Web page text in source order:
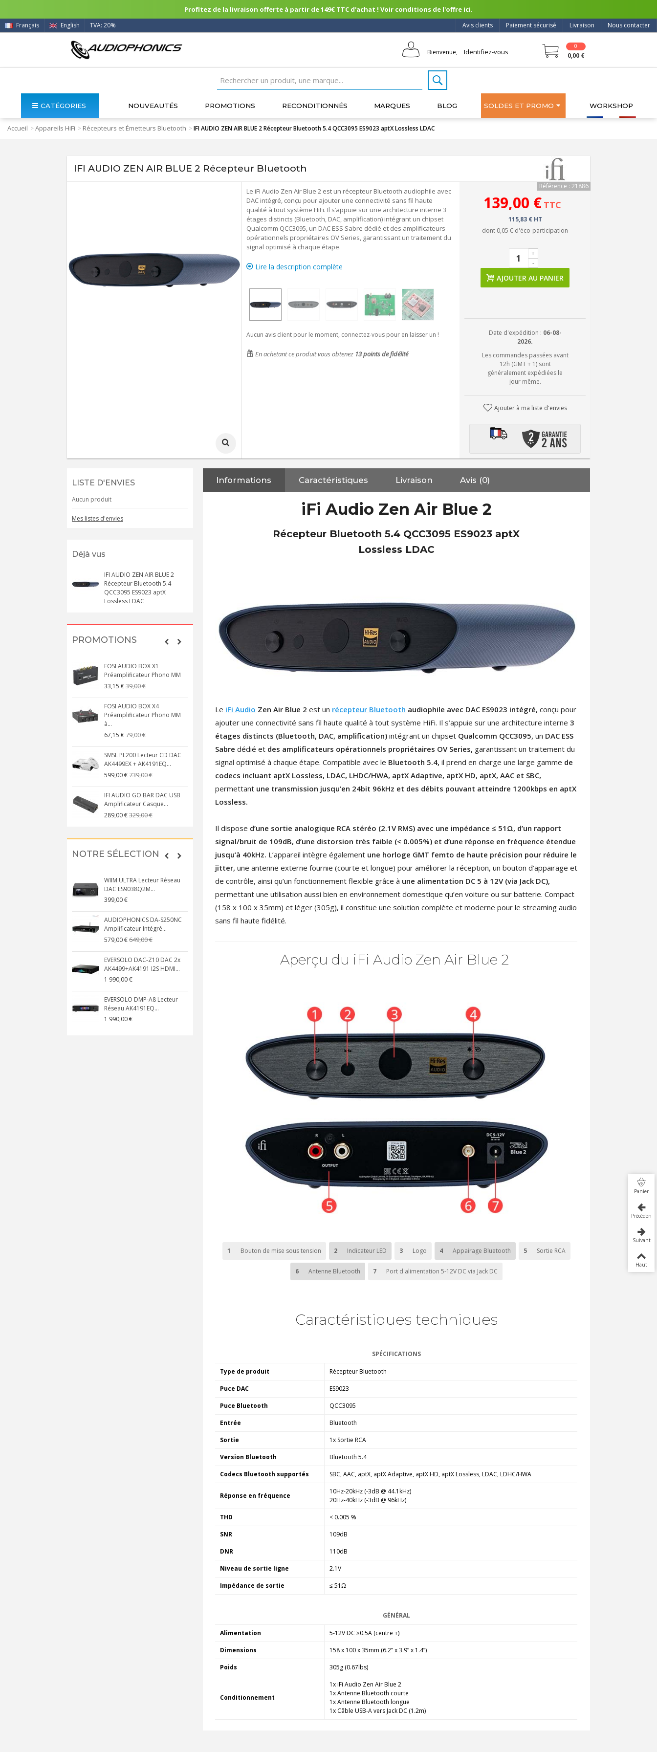
Profitez de la livraison offerte à partir de 149€ TTC d'achat ! Voir conditions de l'offre ici.
Nous contacter
Livraison
Paiement sécurisé
Avis clients
Français English TVA: 20%
Bienvenue, Identifiez-vous
0
0,00 €
CATÉGORIES NOUVEAUTÉS PROMOTIONS RECONDITIONNÉS MARQUES BLOG SOLDES ET PROMO WORKSHOP
Accueil >Appareils HiFi > Récepteurs et Émetteurs Bluetooth >IFI AUDIO ZEN AIR BLUE 2 Récepteur Bluetooth 5.4 QCC3095 ES9023 aptX Lossless LDAC
IFI AUDIO ZEN AIR BLUE 2 Récepteur Bluetooth
Le iFi Audio Zen Air Blue 2 est un récepteur Bluetooth audiophile avec
DAC intégré, conçu pour ajouter une connectivité sans fil haute
qualité à tout système HiFi. Il s’appuie sur une architecture interne 3
étages distincts (Bluetooth, DAC, amplification) intégrant un chipset
Qualcomm QCC3095, un DAC ESS Sabre dédié et des amplificateurs
opérationnels propriétaires OV Series, garantissant un traitement du
signal optimisé à chaque étape.
Lire la description complète
Aucun avis client pour le moment, connectez-vous pour en laisser un !
En achetant ce produit vous obtenez 13points de fidélité
Référence : 21886
139,00 € TTC
115,83 € HT
dont 0,05 € d'éco-participation
-
+
AJOUTER AU PANIER
Date d'expédition : 06-08-
2026.
Les commandes passées avant
12h (GMT + 1) sont
généralement expédiées le
jour même.
Ajouter à ma liste d'envies
LISTE D'ENVIES
Aucun produit
Mes listes d'envies
Déjà vus
IFI AUDIO ZEN AIR BLUE 2
Récepteur Bluetooth 5.4
QCC3095 ES9023 aptX
Lossless LDAC
PROMOTIONS
FOSI AUDIO BOX X1
Préamplificateur Phono MM
33,15 €39,00 €
FOSI AUDIO BOX X4
Préamplificateur Phono MM
à...
67,15 €79,00 €
SMSL PL200 Lecteur CD DAC
AK4499EX + AK4191EQ...
599,00 €739,00 €
IFI AUDIO GO BAR DAC USB
Amplificateur Casque...
289,00 €329,00 €
NEUTRIK NC3FXX Connecteur
[GRADE B] DAYTON AUDIO
MKSX4 Enceinte Subwoofer...
149,00 €179,90 €
AUDIOPHONICS DA-S250NC
579,00 €649,00 €
FOSI AUDIO CA30
135,99 €159,99 €
NOTRE SÉLECTION
WIIM ULTRA Lecteur Réseau
DAC ES9038Q2M...
399,00 €
AUDIOPHONICS DA-S250NC
Amplificateur Intégré...
579,00 €649,00 €
EVERSOLO DAC-Z10 DAC 2x
AK4499+AK4191 I2S HDMI...
1 990,00 €
EVERSOLO DMP-A8 Lecteur
Réseau AK4191EQ...
1 990,00 €
AUDIOPHONICS DAW-S250NC
790,00 €
DAN CLARK AUDIO AEON 2
EVERSOLO DMP-A6 MASTER
Informations Caractéristiques Livraison Avis (0)
iFi Audio Zen Air Blue 2
Récepteur Bluetooth 5.4 QCC3095 ES9023 aptX
Lossless LDAC
Le iFi Audio Zen Air Blue 2est un récepteur Bluetooth audiophile avec DAC ES9023 intégré, conçu pour
ajouter une connectivité sans fil haute qualité à tout système HiFi. Il s’appuie sur une architecture interne3
étages distincts (Bluetooth, DAC, amplification) intégrant un chipset Qualcomm QCC3095, un DAC ESS
Sabre dédié et des amplificateurs opérationnels propriétaires OV Series, garantissant un traitement du
signal optimisé à chaque étape. Compatible avec le Bluetooth 5.4, il prend en charge une large gamme de
codecs incluant aptX Lossless, LDAC, LHDC/HWA, aptX Adaptive, aptX HD, aptX, AAC et SBC,
permettant une transmission jusqu’en 24bit 96kHz et des débits pouvant atteindre 1200kbps en aptX
Lossless.
Il dispose d’une sortie analogique RCA stéréo (2.1V RMS) avec une impédance ≤ 51Ω, d’un rapport
signal/bruit de 109dB, d’une distorsion très faible (< 0.005%) et d’une réponse en fréquence étendue
jusqu’à 40kHz. L’appareil intègre également une horloge GMT femto de haute précision pour réduire le
jitter, une antenne externe fournie (courte et longue) pour améliorer la réception, un bouton d’appairage et
de contrôle, ainsi qu’un fonctionnement flexible grâce à une alimentation DC 5 à 12V (via Jack DC),
permettant une utilisation aussi bien en environnement domestique qu’en voiture ou sur batterie. Compact
(158 x 100 x 35mm) et léger (305g), il constitue une solution complète et moderne pour le streaming audio
sans fil haute fidélité.
Aperçu du iFi Audio Zen Air Blue 2
1 Bouton de mise sous tension 2 Indicateur LED 3 Logo 4 Appairage Bluetooth 5 Sortie RCA
6 Antenne Bluetooth 7 Port d'alimentation 5-12V DC via Jack DC
Caractéristiques techniques
SPÉCIFICATIONS
Type de produit Récepteur Bluetooth
Puce DAC ES9023
Puce Bluetooth QCC3095
Entrée Bluetooth
Sortie 1x Sortie RCA
Version Bluetooth Bluetooth 5.4
Codecs Bluetooth supportés SBC, AAC, aptX, aptX Adaptive, aptX HD, aptX ​Lossless, LDAC, LDHC/HWA
Réponse en fréquence
10Hz-20kHz (-3dB @ 44.1kHz)​
20Hz-40kHz (-3dB @ 96kHz)
THD < 0.005 %
SNR 109dB
DNR 110dB
Niveau de sortie ligne 2.1V
Impédance de sortie ≤ 51Ω
GÉNÉRAL
Alimentation 5-12V DC ≥0.5A (centre +)​
Dimensions 158 x 100 x 35mm (6.2” x 3.9” x 1.4”)​
Poids 305g (0.67lbs)
Conditionnement
1x iFi Audio Zen Air Blue 2
1x Antenne Bluetooth courte
1x Antenne Bluetooth longue
1x Câble USB-A vers Jack DC (1.2m)
Panier
Précédent
Suivant
Haut